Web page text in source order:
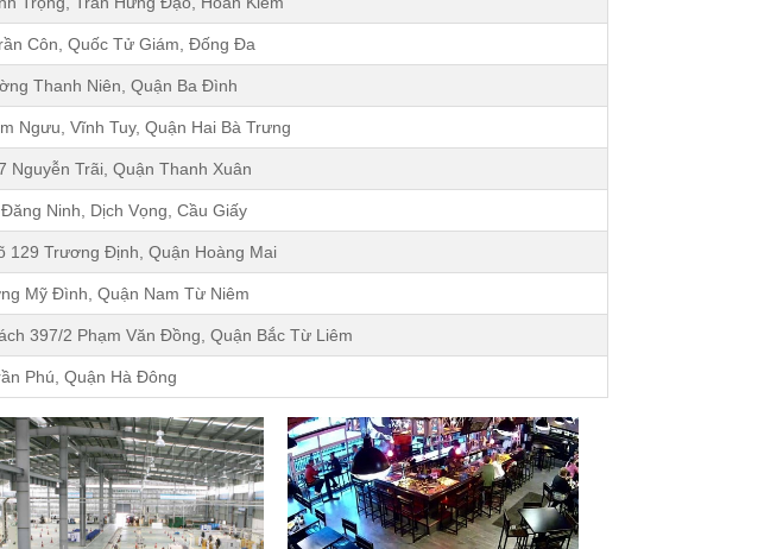
Côn, Quốc Tử Giám, Đống Đa
Thanh Niên, Quận Ba Đình
Ngưu, Vĩnh Tuy, Quận Hai Bà Trưng
Nguyễn Trãi, Quận Thanh Xuân
Ninh, Dịch Vọng, Cầu Giấy
129 Trương Định, Quận Hoàng Mai
Mỹ Đình, Quận Nam Từ Niêm
397/2 Phạm Văn Đồng, Quận Bắc Từ Liêm
Phú, Quận Hà Đông